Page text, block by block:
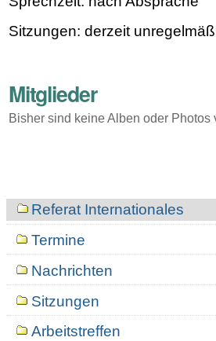
Sitzungen: derzeit
Mitglieder
Bisher sind keine Alben oder Photos
NavigationReferat Internationales
Termine
Nachrichten
Sitzungen
Arbeitstreffen